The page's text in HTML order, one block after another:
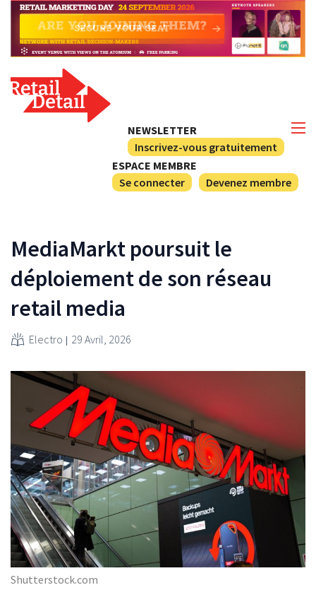
NEWSLETTER
Inscrivez-vous gratuitement
ESPACE MEMBRE
Se connecter
Devenez membre
MediaMarkt poursuit le
déploiement de son réseau
retail media
Electro 29 Avril, 2026
Shutterstock.com